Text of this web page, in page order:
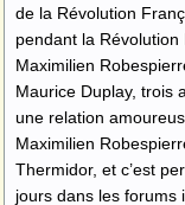
de la Révolution
pendant la
Maximilien
Maurice Duplay, trois
une relation
Maximilien
Thermidor, et c’est
jours dans les forums